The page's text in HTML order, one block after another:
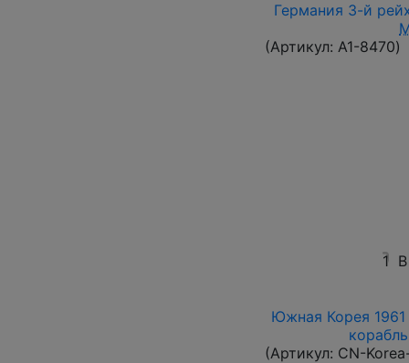
Германия 3-й
(Артикул: A1-8470)
1
Южная Корея 1961
(Артикул: CN-